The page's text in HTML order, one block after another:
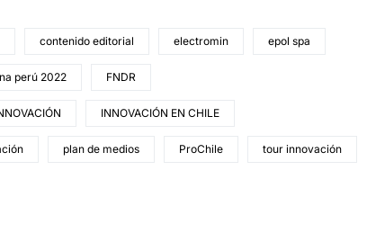
contenido editorial electromin epol spa
perú 2022 FNDR
INNOVACIÓN EN CHILE
plan de medios ProChile tour innovación